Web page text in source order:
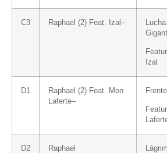
C3 Raphael (2) Feat. Izal –
Izal
D1 Raphael (2) Feat. Mon
Laferte–
D2
Raphael